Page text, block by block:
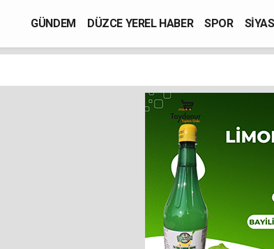
GÜNDEM DÜZCE YEREL HABER SPOR